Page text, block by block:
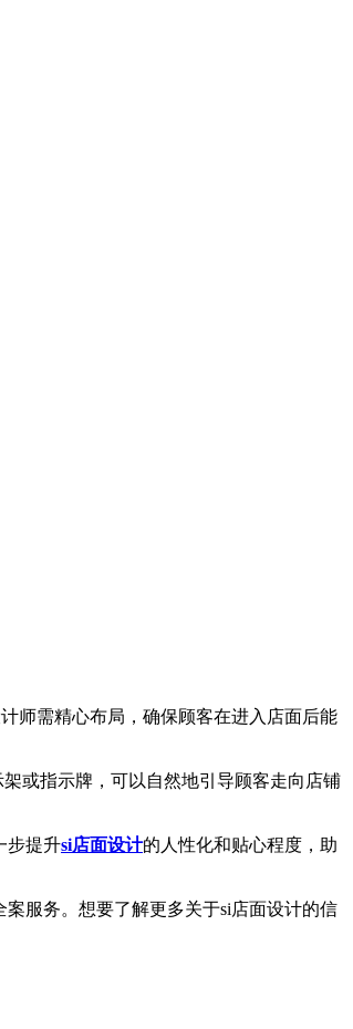
师需精心布局，确保顾客在进入店面后能
或指示牌，可以自然地引导顾客走向店铺
步提升si店面设计的人性化和贴心程度，助
服务。想要了解更多关于si店面设计的信